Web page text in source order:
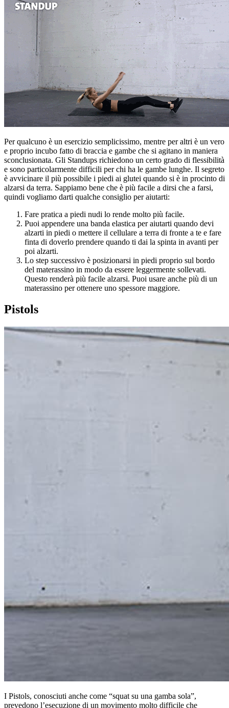
Per qualcuno è un esercizio semplicissimo, mentre per altri è un vero
e proprio incubo fatto di braccia e gambe che si agitano in maniera
sconclusionata. Gli Standups richiedono un certo grado di flessibilità
e sono particolarmente difficili per chi ha le gambe lunghe. Il segreto
è avvicinare il più possibile i piedi ai glutei quando si è in procinto di
alzarsi da terra. Sappiamo bene che è più facile a dirsi che a farsi,
quindi vogliamo darti qualche consiglio per aiutarti:
Fare pratica a piedi nudi lo rende molto più facile.
Puoi appendere una banda elastica per aiutarti quando devi
alzarti in piedi o mettere il cellulare a terra di fronte a te e fare
finta di doverlo prendere quando ti dai la spinta in avanti per
poi alzarti.
Lo step successivo è posizionarsi in piedi proprio sul bordo
del materassino in modo da essere leggermente sollevati.
Questo renderà più facile alzarsi. Puoi usare anche più di un
materassino per ottenere uno spessore maggiore.
Pistols
I Pistols, conosciuti anche come “squat su una gamba sola”,
prevedono l’esecuzione di un movimento molto difficile che